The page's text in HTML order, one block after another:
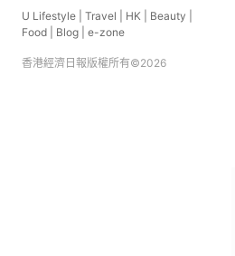
U Lifestyle Travel HK Beauty
Food
Blog e-zone
香港經濟日報版權所有©2026